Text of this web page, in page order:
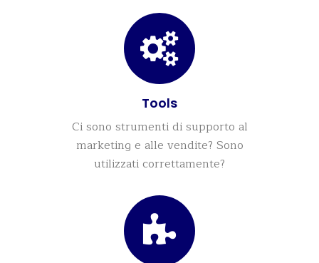
Tools
Ci sono strumenti di supporto al
marketing e alle vendite? Sono
utilizzati correttamente?